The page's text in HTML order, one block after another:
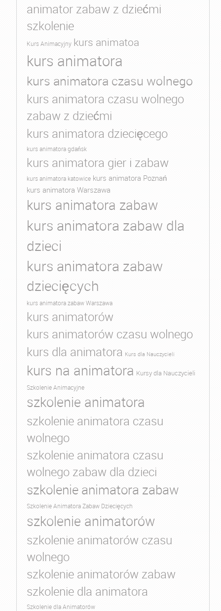
animator zabaw z dziećmi
szkolenie
Kurs Animacyjny kurs animatoa
kurs animatora
kurs animatora czasu wolnego
kurs animatora czasu wolnego
zabaw z dziećmi
kurs animatora dziecięcego
kurs animatora gdańsk
kurs animatora gier i zabaw
kurs animatora katowice kurs animatora Poznań
kurs animatora Warszawa
kurs animatora zabaw
kurs animatora zabaw dla
dzieci
kurs animatora zabaw
dziecięcych
kurs animatora zabaw Warszawa
kurs animatorów
kurs animatorów czasu wolnego
kurs dla animatora Kurs dla Nauczycieli
kurs na animatora Kursy dla Nauczycieli
Szkolenie Animacyjne
szkolenie animatora
szkolenie animatora czasu
wolnego
szkolenie animatora czasu
wolnego zabaw dla dzieci
szkolenie animatora zabaw
Szkolenie Animatora Zabaw Dziecięcych
szkolenie animatorów
szkolenie animatorów czasu
wolnego
szkolenie animatorów zabaw
szkolenie dla animatora
Szkolenie dla Animatorów